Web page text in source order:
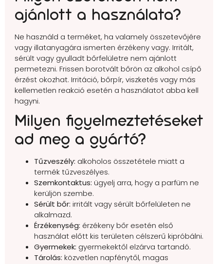
ajánlott a használata?
Ne használd a terméket, ha valamely összetevőjére
vagy illatanyagára ismerten érzékeny vagy. Irritált,
sérült vagy gyulladt bőrfelületre nem ajánlott
permetezni. Frissen borotvált bőrön az alkohol csípő
érzést okozhat. Irritáció, bőrpír, viszketés vagy más
kellemetlen reakció esetén a használatot abba kell
hagyni.
Milyen figyelmeztetéseket
ad meg a gyártó?
Tűzveszély: alkoholos összetétele miatt a
termék tűzveszélyes.
Szemkontaktus: ügyelj arra, hogy a parfüm ne
kerüljön szembe.
Sérült bőr: irritált vagy sérült bőrfelületen ne
alkalmazd.
Érzékenység: érzékeny bőr esetén első
használat előtt kis területen célszerű kipróbálni.
Gyermekek: gyermekektől elzárva tartandó.
Tárolás: közvetlen napfénytől, magas